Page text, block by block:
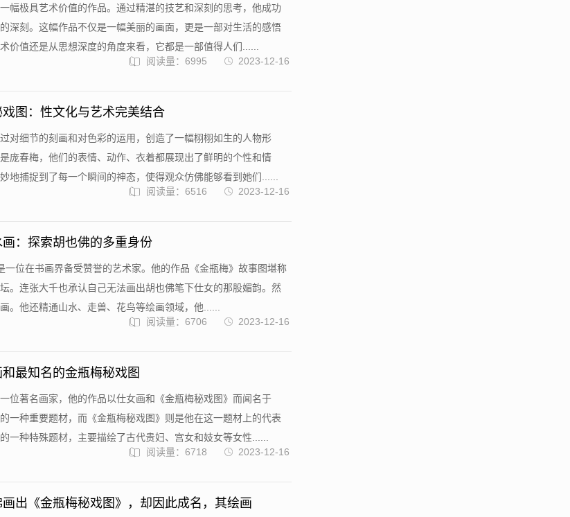
幅极具艺术价值的作品。通过精湛的技艺和深刻的思考，他成功
深刻。这幅作品不仅是一幅美丽的画面，更是一部对生活的感悟
价值还是从思想深度的角度来看，它都是一部值得人们......
2023-12-16
阅读量：6995
图：性文化与艺术完美结合
对细节的刻画和对色彩的运用，创造了一幅栩栩如生的人物形
庞春梅，他们的表情、动作、衣着都展现出了鲜明的个性和情
地捕捉到了每一个瞬间的神态，使得观众仿佛能够看到她们......
2023-12-16
阅读量：6516
：探索胡也佛的多重身份
位在书画界备受赞誉的艺术家。他的作品《金瓶梅》故事图堪称
。连张大千也承认自己无法画出胡也佛笔下仕女的那股媚韵。然
。他还精通山水、走兽、花鸟等绘画领域，他......
2023-12-16
阅读量：6706
最知名的金瓶梅秘戏图
位著名画家，他的作品以仕女画和《金瓶梅秘戏图》而闻名于
一种重要题材，而《金瓶梅秘戏图》则是他在这一题材上的代表
一种特殊题材，主要描绘了古代贵妇、宫女和妓女等女性......
2023-12-16
阅读量：6718
出《金瓶梅秘戏图》，却因此成名，其绘画